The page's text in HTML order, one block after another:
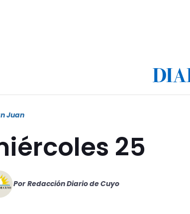
Juan
25
Por Redacción Diario de Cuyo